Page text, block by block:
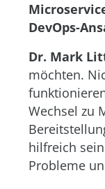
DevOps-
Dr. Mark
möchten.
Wechsel zu
hilfreich
Probleme